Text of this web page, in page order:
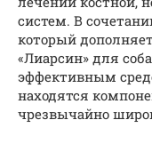
систем. В
который
«Лиарсин» для
эффективным
находятся
чрезвычайно